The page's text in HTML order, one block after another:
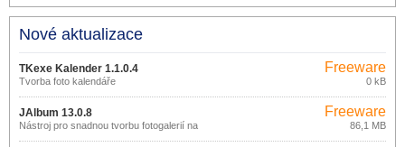
Nové aktualizace
TKexe Kalender 1.1.0.4
Tvorba foto kalendáře
Freeware
0 kB
JAlbum 13.0.8
Nástroj pro snadnou tvorbu fotogalerií na
Freeware
86,1 MB